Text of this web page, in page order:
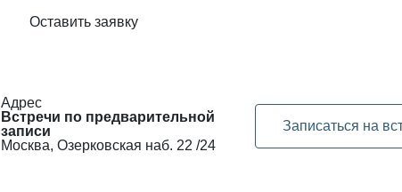
Оставить заявку
Адрес
Встречи по предварительной
записи
Москва, Озерковская наб. 22 /24
Записаться на